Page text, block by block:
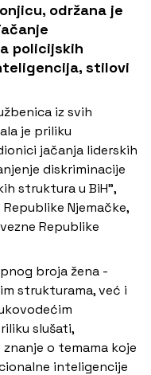
održana je
policijskih
stilovi
iz svih
je priliku
jačanja liderskih
diskriminacije
struktura u BiH",
Njemačke,
Republike
broja žena -
strukturama, već i
slušati,
o temama koje
inteligencije